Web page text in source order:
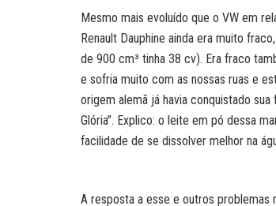
Mesmo mais evoluído que o VW em
Renault Dauphine ainda era muito
de 900 cm³ tinha 38 cv). Era fraco
e sofria muito com as nossas ruas e
origem alemã já havia conquistado sua
Glória”. Explico: o leite em pó dessa
facilidade de se dissolver melhor na
A resposta a esse e outros problemas